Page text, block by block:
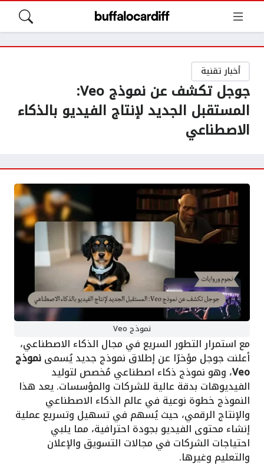
أخبار تقنية
جوجل تكشف عن نموذج Veo:
المستقبل الجديد لإنتاج الفيديو بالذكاء
الاصطناعي
نموذج Veo
مع استمرار التطور السريع في مجال الذكاء الاصطناعي،
أعلنت جوجل مؤخرًا عن إطلاق نموذج جديد يُسمىنموذج
Veo، وهو نموذج ذكاء اصطناعي مُخصص لتوليد
الفيديوهات بدقة عالية للشركات والمؤسسات. يعد هذا
النموذج خطوة نوعية في عالم الذكاء الاصطناعي
والإنتاج الرقمي، حيث يُسهم في تسهيل وتسريع عملية
إنشاء محتوى الفيديو بجودة احترافية، مما يلبي
احتياجات الشركات في مجالات التسويق والإعلان
والتعليم وغيرها.